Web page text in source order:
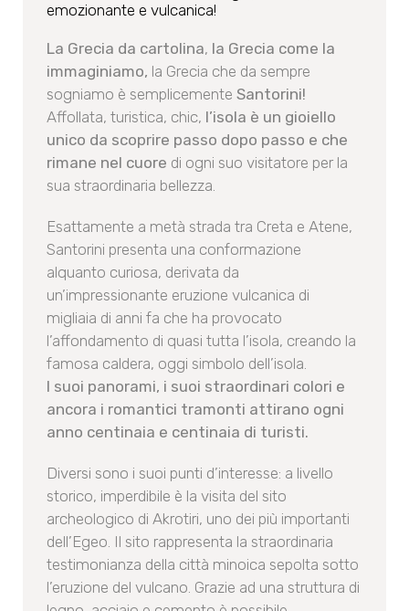
emozionante e vulcanica!
La Grecia da cartolina, la Grecia come la
immaginiamo, la Grecia che da sempre
sogniamo è semplicemente Santorini!
Affollata, turistica, chic, l’isola è un gioiello
unico da scoprire passo dopo passo e che
rimane nel cuore di ogni suo visitatore per la
sua straordinaria bellezza.
Esattamente a metà strada tra Creta e Atene,
Santorini presenta una conformazione
alquanto curiosa, derivata da
un’impressionante eruzione vulcanica di
migliaia di anni fa che ha provocato
l’affondamento di quasi tutta l’isola, creando la
famosa caldera, oggi simbolo dell’isola.
I suoi panorami, i suoi straordinari colori e
ancora i romantici tramonti attirano ogni
anno centinaia e centinaia di turisti.
Diversi sono i suoi punti d’interesse: a livello
storico, imperdibile è la visita del sito
archeologico di Akrotiri, uno dei più importanti
dell’Egeo. Il sito rappresenta la straordinaria
testimonianza della città minoica sepolta sotto
l’eruzione del vulcano. Grazie ad una struttura di